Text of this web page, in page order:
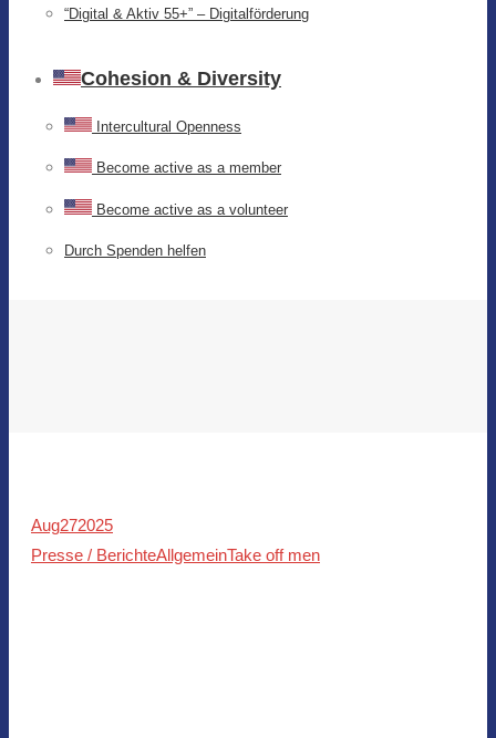
“Digital & Aktiv 55+” – Digitalförderung
Cohesion & Diversity
Intercultural Openness
Become active as a member
Become active as a volunteer
Durch Spenden helfen
Aug272025
Presse / BerichteAllgemeinTake off men